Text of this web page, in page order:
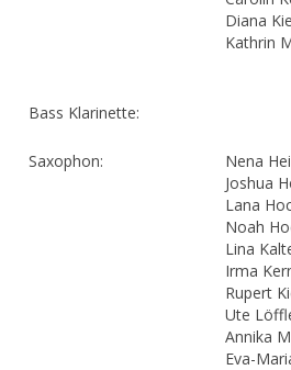
Diana
Kathrin
Bass Klarinette:
Saxophon:
Nena
Joshua
Lana
Noah
Lina
Irma
Rupert
Ute
Annika
Eva-